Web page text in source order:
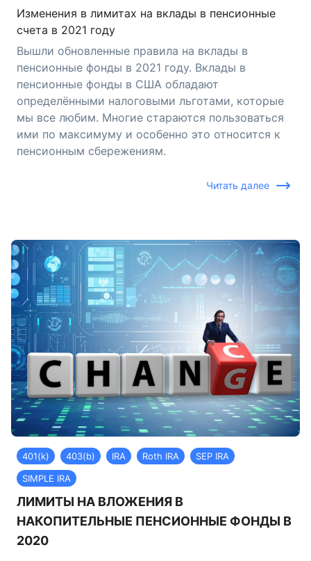
Изменения в лимитах на вклады в пенсионные
счета в 2021 году
Вышли обновленные правила на вклады в
пенсионные фонды в 2021 году. Вклады в
пенсионные фонды в США обладают
определёнными налоговыми льготами, которые
мы все любим. Многие стараются пользоваться
ими по максимуму и особенно это относится к
пенсионным сбережениям.
Читать далее
401(k) 403(b) IRA Roth IRA
SEP IRA
SIMPLE IRA
ЛИМИТЫ НА ВЛОЖЕНИЯ В
НАКОПИТЕЛЬНЫЕ ПЕНСИОННЫЕ ФОНДЫ В
2020